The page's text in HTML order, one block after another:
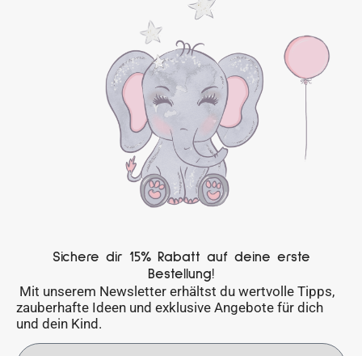
Sichere dir 15% Rabatt auf deine erste
Bestellung!
Mit unserem Newsletter erhältst du wertvolle Tipps,
zauberhafte Ideen und exklusive Angebote für dich
und dein Kind.